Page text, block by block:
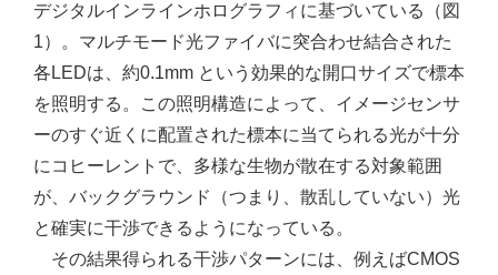
デジタルインラインホログラフィに基づいている（図
1）。マルチモード光ファイバに突合わせ結合された
各LEDは、約0.1mm という効果的な開口サイズで標本
を照明する。この照明構造によって、イメージセンサ
ーのすぐ近くに配置された標本に当てられる光が十分
にコヒーレントで、多様な生物が散在する対象範囲
が、バックグラウンド（つまり、散乱していない）光
と確実に干渉できるようになっている。
その結果得られる干渉パターンには、例えばCMOS